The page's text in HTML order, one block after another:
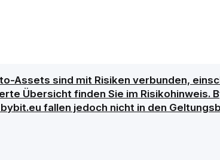
Assets sind mit Risiken verbunden,
Übersicht finden Sie im
fallen jedoch nicht in den